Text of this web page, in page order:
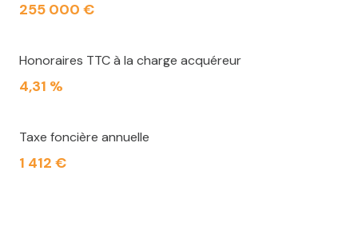
255 000 €
Honoraires TTC à la charge acquéreur
4,31 %
Taxe foncière annuelle
1 412 €